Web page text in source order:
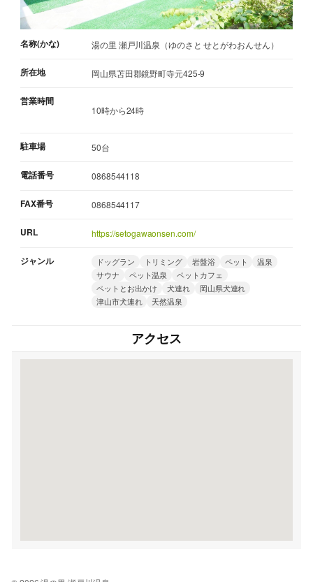
名称(かな) 湯の里 瀬戸川温泉（ゆのさと せとがわおんせん）
所在地 岡山県苫田郡鏡野町寺元425-9
営業時間
10時から24時
駐車場 50台
電話番号 0868544118
FAX番号 0868544117
URL https://setogawaonsen.com/
ジャンル ドッグラン トリミング 岩盤浴 ペット
温泉
サウナ
ペット温泉
ペットカフェ
ペットとお出かけ
犬連れ
岡山県犬連れ
津山市犬連れ
天然温泉
アクセス